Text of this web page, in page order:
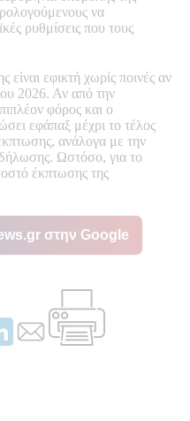
να
ρυθμίσεις που τους
εφικτή χωρίς ποινές αν
2026. Αν από την
φόρος και ο
εφάπαξ μέχρι το τέλος
ανάλογα με την
Ωστόσο, για το
έκπτωσης της
στην Google